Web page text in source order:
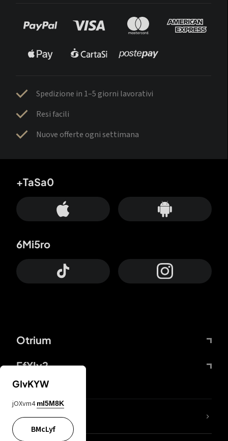
Spedizione in 1–5 giorni lavorativi
Resi facili
Nuove offerte ogni settimana
Otrium
FfYIy2
+TaSa0
6Mi5ro
Lj7sBL
GIvKYW
jOXvm4 mI5M8K
BMcLyf